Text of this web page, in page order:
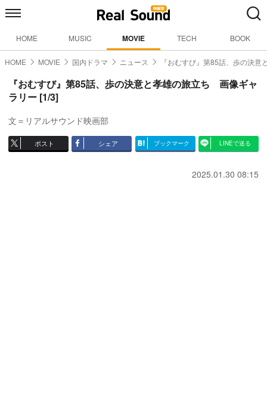
HOME MUSIC MOVIE TECH BOOK
HOME MOVIE 国内ドラマ ニュース 『おむすび』第85話、歩の決意
『おむすび』第85話、歩の決意と孝雄の旅立ち 画像ギャ
ラリー [1/3]
文＝リアルサウンド映画部
ポスト シェア ブックマーク LINEで送る
2025.01.30 08:15